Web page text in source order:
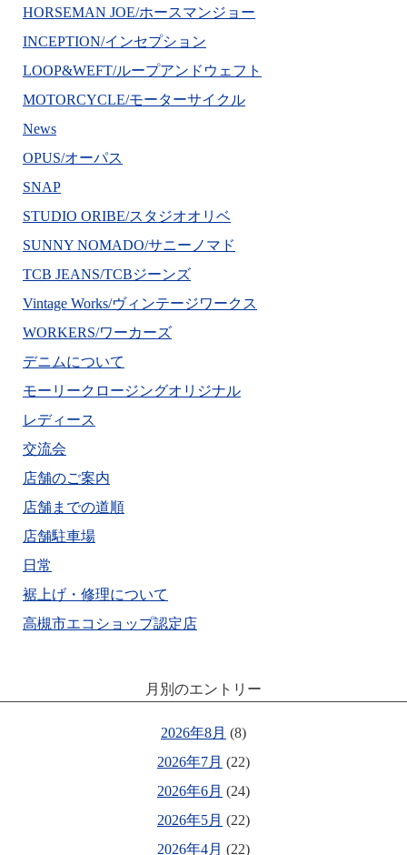
HORSEMAN JOE/ホースマンジョー
INCEPTION/インセプション
LOOP&WEFT/ループアンドウェフト
MOTORCYCLE/モーターサイクル
News
OPUS/オーパス
SNAP
STUDIO ORIBE/スタジオオリベ
SUNNY NOMADO/サニーノマド
TCB JEANS/TCBジーンズ
Vintage Works/ヴィンテージワークス
WORKERS/ワーカーズ
デニムについて
モーリークロージングオリジナル
レディース
交流会
店舗のご案内
店舗までの道順
店舗駐車場
日常
裾上げ・修理について
高槻市エコショップ認定店
月別のエントリー
2026年8月 (8)
2026年7月 (22)
2026年6月 (24)
2026年5月 (22)
2026年4月 (22)